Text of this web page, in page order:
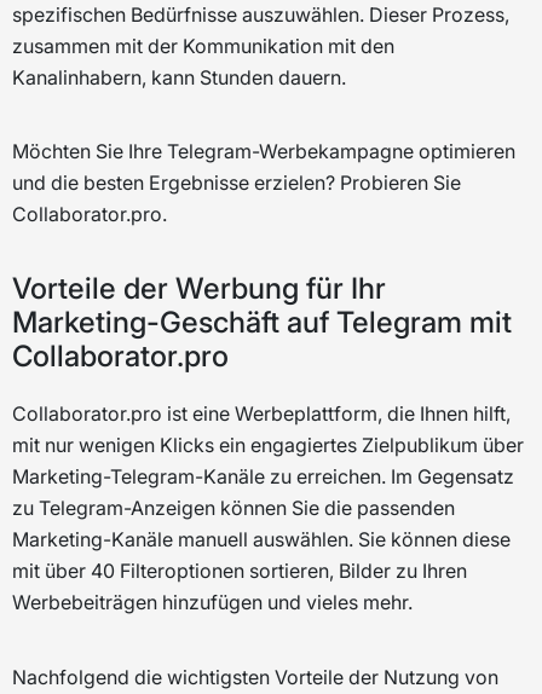
spezifischen Bedürfnisse auszuwählen. Dieser Prozess,
zusammen mit der Kommunikation mit den
Kanalinhabern, kann Stunden dauern.
Möchten Sie Ihre Telegram-Werbekampagne optimieren
und die besten Ergebnisse erzielen? Probieren Sie
Collaborator.pro.
Vorteile der Werbung für Ihr
Marketing-Geschäft auf Telegram mit
Collaborator.pro
Collaborator.pro ist eine Werbeplattform, die Ihnen hilft,
mit nur wenigen Klicks ein engagiertes Zielpublikum über
Marketing-Telegram-Kanäle zu erreichen. Im Gegensatz
zu Telegram-Anzeigen können Sie die passenden
Marketing-Kanäle manuell auswählen. Sie können diese
mit über 40 Filteroptionen sortieren, Bilder zu Ihren
Werbebeiträgen hinzufügen und vieles mehr.
Nachfolgend die wichtigsten Vorteile der Nutzung von